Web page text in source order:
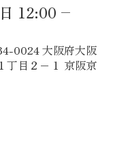
12:00 –
0024 大阪府大阪
丁目２−１ 京阪京